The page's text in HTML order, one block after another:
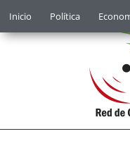
Inicio Política